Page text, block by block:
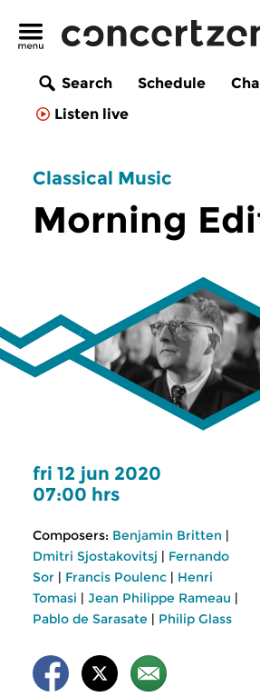
Search Schedule
Listen live
Classical Music
Morning
fri 12 jun 2020
07:00 hrs
Composers: Benjamin Britten |
Dmitri Sjostakovitsj | Fernando
Sor | Francis Poulenc | Henri
Tomasi | Jean Philippe Rameau |
Pablo de Sarasate | Philip Glass